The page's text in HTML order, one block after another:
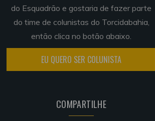
do Esquadrão e gostaria de fazer parte
do time de colunistas do Torcidabahia,
então clica no botão abaixo.
EU QUERO SER COLUNISTA
COMPARTILHE